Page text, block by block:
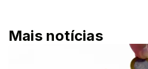
Mais notícias